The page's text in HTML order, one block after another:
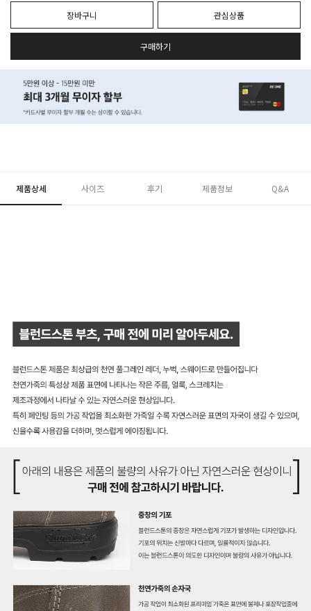
장바구니 관심상품
구매하기
제품상세 사이즈 후기 제품정보 Q&A